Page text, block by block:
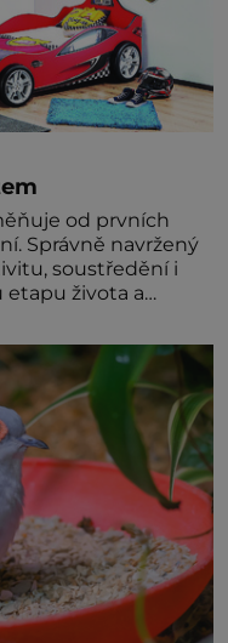
od prvních
Správně navržený
soustředění i
etapu života a
proto by pokoj
klidně a útulně.